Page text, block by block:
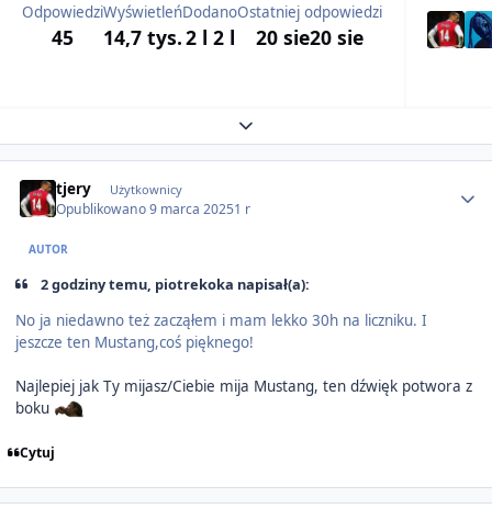
Odpowiedzi
45
Wyświetleń
14,7 tys.
Dodano
2 l 2 l
Ostatniej odpowiedzi
20 sie20 sie
Expand topic overview
tjery Użytkownicy
Opublikowano9 marca 20251 r
AUTOR
2 godziny temu, piotrekoka napisał(a):
No ja niedawno też zacząłem i mam lekko 30h na liczniku. I
jeszcze ten Mustang,coś pięknego!
Najlepiej jak Ty mijasz/Ciebie mija Mustang, ten dźwięk potwora z
boku
Cytuj